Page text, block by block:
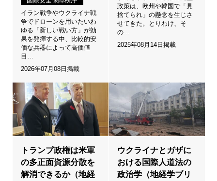
イラン戦争やウクライナ戦
争でドローンを用いたいわ
ゆる「新しい戦い方」が効
果を発揮する中、比較的安
価な兵器によって高価値
目…
2026年07月08日掲載
政策は、欧州や韓国で「見
捨てられ」の懸念を生じさ
せてきた。とりわけ、そ
の…
2025年08月14日掲載
トランプ政権は米軍
の多正面資源分散を
解消できるか（地経
ウクライナとガザに
おける国際人道法の
政治学（地経学ブリ